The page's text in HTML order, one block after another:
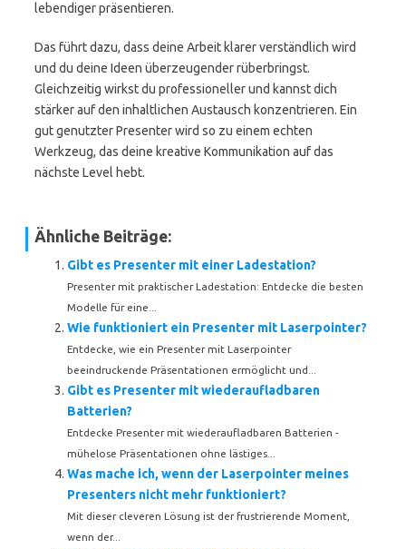
lebendiger präsentieren.
Das führt dazu, dass deine Arbeit klarer verständlich wird
und du deine Ideen überzeugender rüberbringst.
Gleichzeitig wirkst du professioneller und kannst dich
stärker auf den inhaltlichen Austausch konzentrieren. Ein
gut genutzter Presenter wird so zu einem echten
Werkzeug, das deine kreative Kommunikation auf das
nächste Level hebt.
Ähnliche Beiträge:
Gibt es Presenter mit einer Ladestation?
Presenter mit praktischer Ladestation: Entdecke die besten
Modelle für eine...
Wie funktioniert ein Presenter mit Laserpointer?
Entdecke, wie ein Presenter mit Laserpointer
beeindruckende Präsentationen ermöglicht und...
Gibt es Presenter mit wiederaufladbaren
Batterien?
Entdecke Presenter mit wiederaufladbaren Batterien -
mühelose Präsentationen ohne lästiges...
Was mache ich, wenn der Laserpointer meines
Presenters nicht mehr funktioniert?
Mit dieser cleveren Lösung ist der frustrierende Moment,
wenn der...